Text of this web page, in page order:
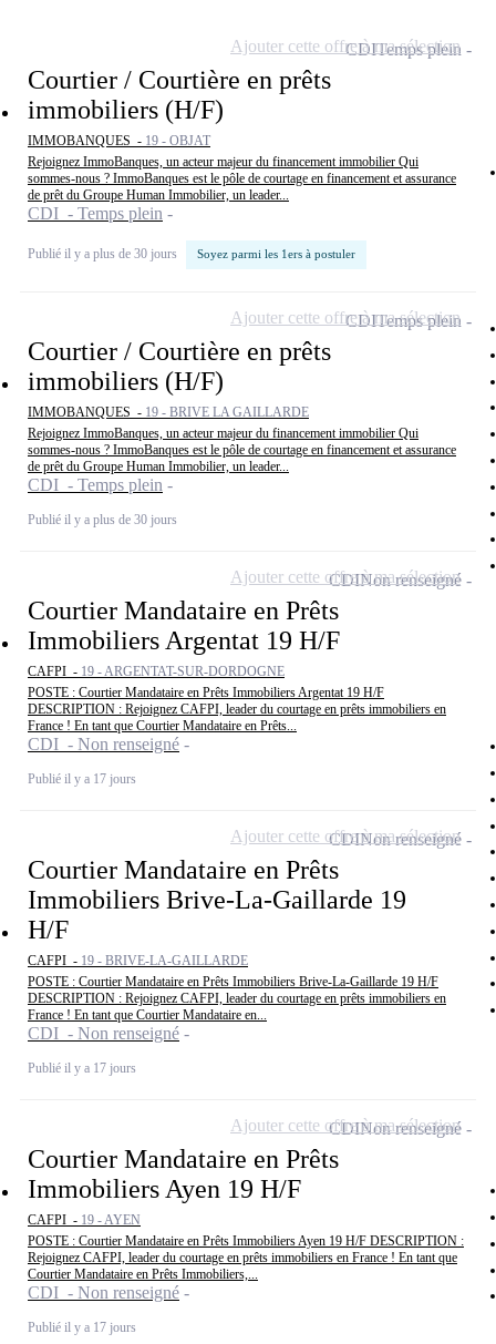
Courtier / Courtière en prêts
immobiliers (H/F)
IMMOBANQUES - 19 - OBJAT
Rejoignez ImmoBanques, un acteur majeur du financement immobilier Qui
sommes-nous ? ImmoBanques est le pôle de courtage en financement et assurance
de prêt du Groupe Human Immobilier, un leader...
CDI - Temps plein
Publié il y a plus de 30 jours Soyez parmi les 1ers à postuler
CDITemps plein
Ajouter cette offre à ma sélection
Courtier / Courtière en prêts
immobiliers (H/F)
IMMOBANQUES - 19 - BRIVE LA GAILLARDE
Rejoignez ImmoBanques, un acteur majeur du financement immobilier Qui
sommes-nous ? ImmoBanques est le pôle de courtage en financement et assurance
de prêt du Groupe Human Immobilier, un leader...
CDI - Temps plein
Publié il y a plus de 30 jours
CDITemps plein
Ajouter cette offre à ma sélection
Courtier Mandataire en Prêts
Immobiliers Argentat 19 H/F
CAFPI - 19 - ARGENTAT-SUR-DORDOGNE
POSTE : Courtier Mandataire en Prêts Immobiliers Argentat 19 H/F
DESCRIPTION : Rejoignez CAFPI, leader du courtage en prêts immobiliers en
France ! En tant que Courtier Mandataire en Prêts...
CDI - Non renseigné
Publié il y a 17 jours
CDINon renseigné
Ajouter cette offre à ma sélection
Courtier Mandataire en Prêts
Immobiliers Brive-La-Gaillarde 19
H/F
CAFPI - 19 - BRIVE-LA-GAILLARDE
POSTE : Courtier Mandataire en Prêts Immobiliers Brive-La-Gaillarde 19 H/F
DESCRIPTION : Rejoignez CAFPI, leader du courtage en prêts immobiliers en
France ! En tant que Courtier Mandataire en...
CDI - Non renseigné
Publié il y a 17 jours
CDINon renseigné
Ajouter cette offre à ma sélection
Courtier Mandataire en Prêts
Immobiliers Ayen 19 H/F
CAFPI - 19 - AYEN
POSTE : Courtier Mandataire en Prêts Immobiliers Ayen 19 H/F DESCRIPTION :
Rejoignez CAFPI, leader du courtage en prêts immobiliers en France ! En tant que
Courtier Mandataire en Prêts Immobiliers,...
CDI - Non renseigné
Publié il y a 17 jours
CDINon renseigné
Ajouter cette offre à ma sélection